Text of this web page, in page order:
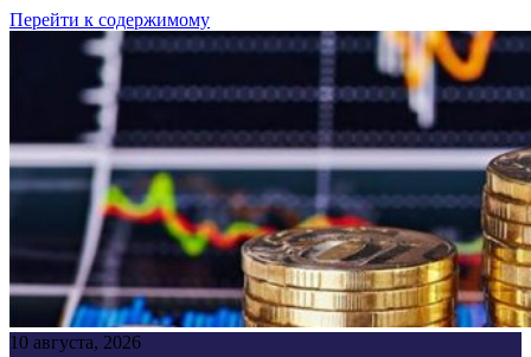
Перейти к содержимому
10 августа, 2026